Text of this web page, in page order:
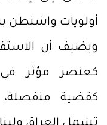
أولويات
ويضيف أن
كعنصر مؤثر
كقضية